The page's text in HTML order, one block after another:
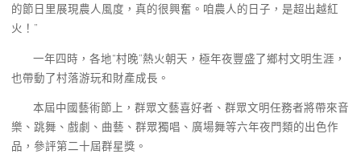
的節日里展現農人風度，真的很興奮。咱農人的日子，是超出越紅
火！”
一年四時，各地“村晚”熱火朝天，極年夜豐盛了鄉村文明生涯，
也帶動了村落游玩和財產成長。
本屆中國藝術節上，群眾文藝喜好者、群眾文明任務者將帶來音
樂、跳舞、戲劇、曲藝、群眾獨唱、廣場舞等六年夜門類的出色作
品，參評第二十屆群星獎。